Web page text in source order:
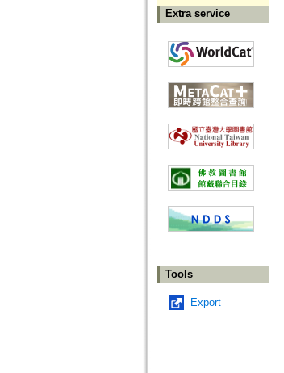
Extra service
Tools
Export